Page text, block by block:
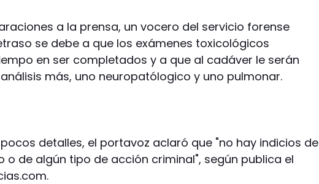
a la prensa, un vocero del servicio forense
se debe a que los exámenes toxicológicos
en ser completados y a que al cadáver le serán
más, uno neuropatólogico y uno pulmonar.
detalles, el portavoz aclaró que "no hay indicios de
o de algún tipo de acción criminal", según publica el